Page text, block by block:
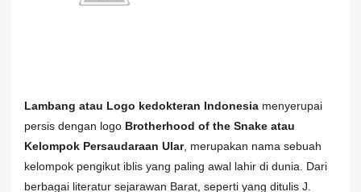
Lambang atau Logo kedokteran Indonesia menyerupai
persis dengan logo Brotherhood of the Snake atau
Kelompok Persaudaraan Ular, merupakan nama sebuah
kelompok pengikut iblis yang paling awal lahir di dunia. Dari
berbagai literatur sejarawan Barat, seperti yang ditulis J.